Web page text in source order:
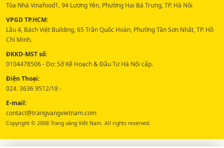
Tòa Nhà Vinafood1, 94 Lương Yên, Phường Hai Bà Trưng, TP. Hà Nội
VPGD TP.HCM:
Lầu 4, Bách Việt Building, 65 Trần Quốc Hoàn, Phường Tân Sơn Nhất, TP. Hồ
Chí Minh.
ĐKKD-MST số:
0104478506 - Do: Sở Kế Hoạch & Đầu Tư Hà Nội cấp.
Điện Thoại:
024. 3636 9512/18 -
E-mail:
contact@trangvangvietnam.com
Copyright © 2008 Trang vàng Việt Nam. All rights reserved.